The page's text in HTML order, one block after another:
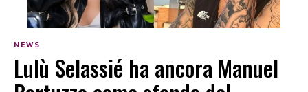
NEWS
Lulù Selassié ha ancora Manuel